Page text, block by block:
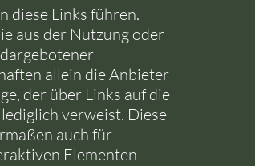
diese Links führen.
aus der Nutzung oder
allein die Anbieter
der über Links auf die
verweist. Diese
auch für
Elementen